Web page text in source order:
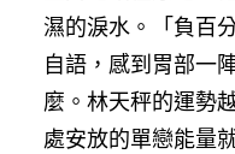
濕的淚水。「負百
自語，感到胃部一
麼。林天秤的運勢
處安放的單戀能量